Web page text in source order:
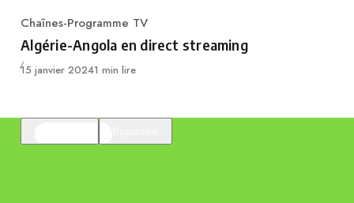
Category
Chaînes-Programme TV
Algérie-Angola en direct streaming
Publié
15 janvier 20241 min lire